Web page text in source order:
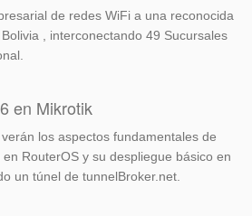
de redes WiFi a una reconocida
, interconectando 49 Sucursales
en Mikrotik
los aspectos fundamentales de
RouterOS y su despliegue básico en
un túnel de tunnelBroker.net.